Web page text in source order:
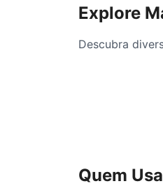
Explore
Descubra
Quem